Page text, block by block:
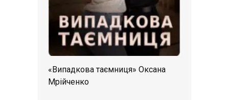
«Випадкова таємниця» Оксана
Мрійченко